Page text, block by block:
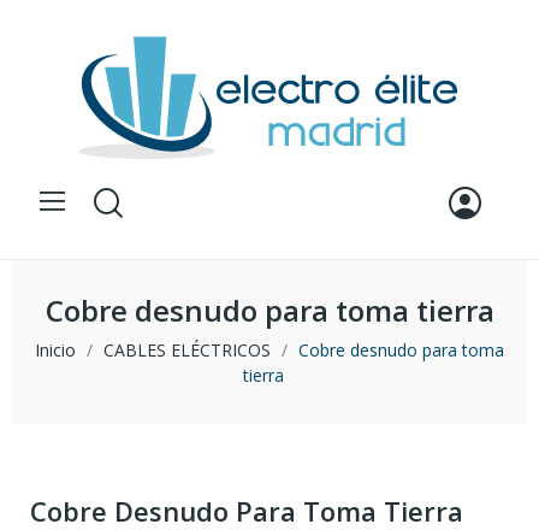
Cobre desnudo para toma tierra
Inicio CABLES ELÉCTRICOS
Cobre desnudo para toma
tierra
Cobre Desnudo Para Toma Tierra